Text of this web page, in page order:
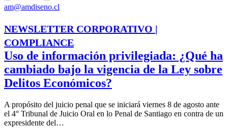
am@amdiseno.cl
NEWSLETTER CORPORATIVO |
COMPLIANCE
Uso de información privilegiada: ¿Qué ha
cambiado bajo la vigencia de la Ley sobre
Delitos Económicos?
A propósito del juicio penal que se iniciará viernes 8 de agosto ante
el 4° Tribunal de Juicio Oral en lo Penal de Santiago en contra de un
expresidente del…